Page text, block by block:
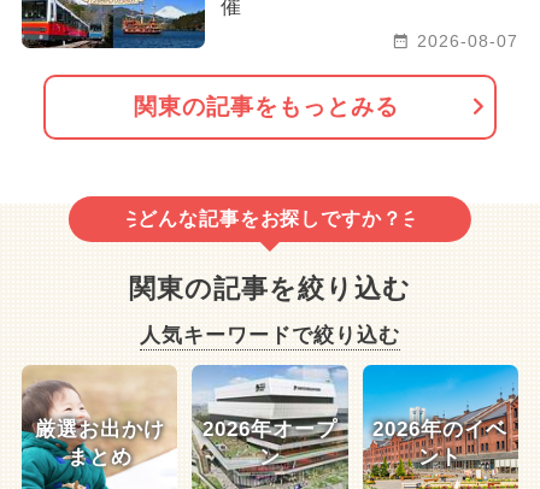
催
2026-08-07
関東の記事をもっとみる
どんな記事をお探しですか？
関東の記事を絞り込む
人気キーワードで絞り込む
厳選お出かけ
まとめ
2026年オープ
ン
2026年のイベ
ント